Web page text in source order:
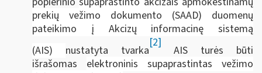
prekių vežimo dokumento (SAAD) duomenų
pateikimo į Akcizų informacinę sistemą
(AIS) nustatyta tvarka
[2]
AIS turės būti
išrašomas elektroninis supaprastintas vežimo